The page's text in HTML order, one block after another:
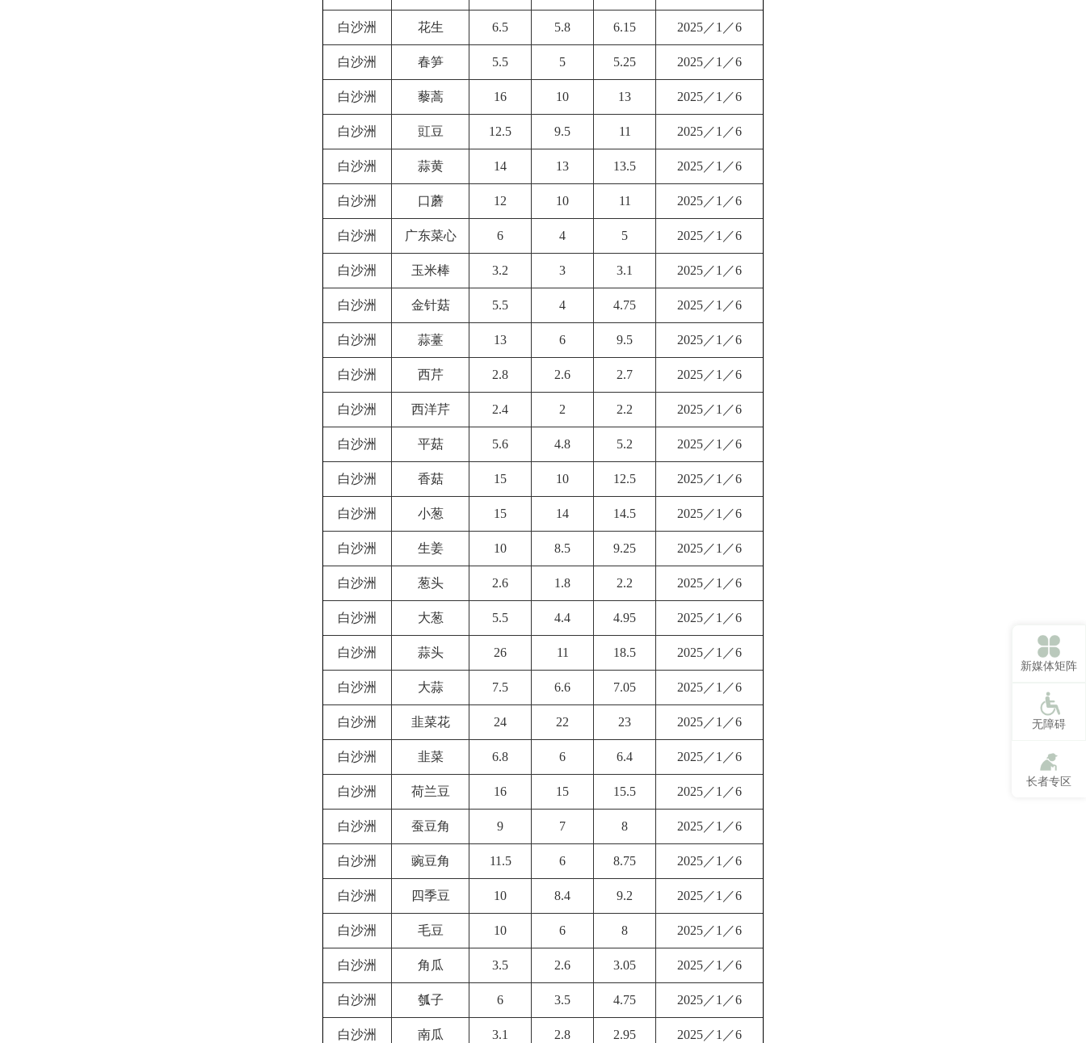
白沙洲 花生 6.5 5.8 6.15 2025／1／6
白沙洲 春笋 5.5 5 5.25 2025／1／6
白沙洲 藜蒿 16 10 13 2025／1／6
白沙洲 豇豆 12.5 9.5 11 2025／1／6
白沙洲 蒜黄 14 13 13.5 2025／1／6
白沙洲 口蘑 12 10 11 2025／1／6
白沙洲 广东菜心 6 4 5 2025／1／6
白沙洲 玉米棒 3.2 3 3.1 2025／1／6
白沙洲 金针菇 5.5 4 4.75 2025／1／6
白沙洲 蒜薹 13 6 9.5 2025／1／6
白沙洲 西芹 2.8 2.6 2.7 2025／1／6
白沙洲 西洋芹 2.4 2 2.2 2025／1／6
白沙洲 平菇 5.6 4.8 5.2 2025／1／6
白沙洲 香菇 15 10 12.5 2025／1／6
白沙洲 小葱 15 14 14.5 2025／1／6
白沙洲 生姜 10 8.5 9.25 2025／1／6
白沙洲 葱头 2.6 1.8 2.2 2025／1／6
白沙洲 大葱 5.5 4.4 4.95 2025／1／6
白沙洲 蒜头 26 11 18.5 2025／1／6
白沙洲 大蒜 7.5 6.6 7.05 2025／1／6
白沙洲 韭菜花 24 22 23 2025／1／6
白沙洲 韭菜 6.8 6 6.4 2025／1／6
白沙洲 荷兰豆 16 15 15.5 2025／1／6
白沙洲 蚕豆角 9 7 8 2025／1／6
白沙洲 豌豆角 11.5 6 8.75 2025／1／6
白沙洲 四季豆 10 8.4 9.2 2025／1／6
白沙洲 毛豆 10 6 8 2025／1／6
白沙洲 角瓜 3.5 2.6 3.05 2025／1／6
白沙洲 瓠子 6 3.5 4.75 2025／1／6
白沙洲 南瓜 3.1 2.8 2.95 2025／1／6
新媒体矩阵
无障碍
长者专区